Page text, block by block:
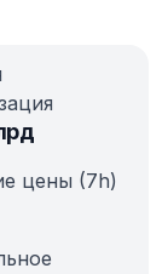
цены (7h)